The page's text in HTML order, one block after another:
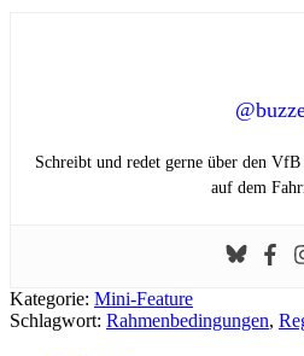
Schreibt und redet gerne über den
auf dem
Kategorie: Mini-Feature
Schlagwort: Rahmenbedingungen,